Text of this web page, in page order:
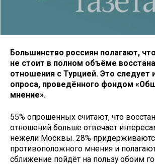
Большинство россиян полагают,
не стоит в полном объёме
отношения с Турцией. Это следует
опроса, проведённого фондом
мнение».
55% опрошенных считают, что
отношений больше отвечает
нежели Москвы. 28%
противоположного мнения и
сближение пойдёт на пользу обоим